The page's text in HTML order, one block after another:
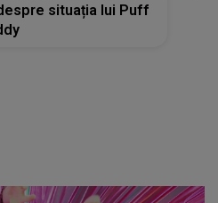
situația lui Puff